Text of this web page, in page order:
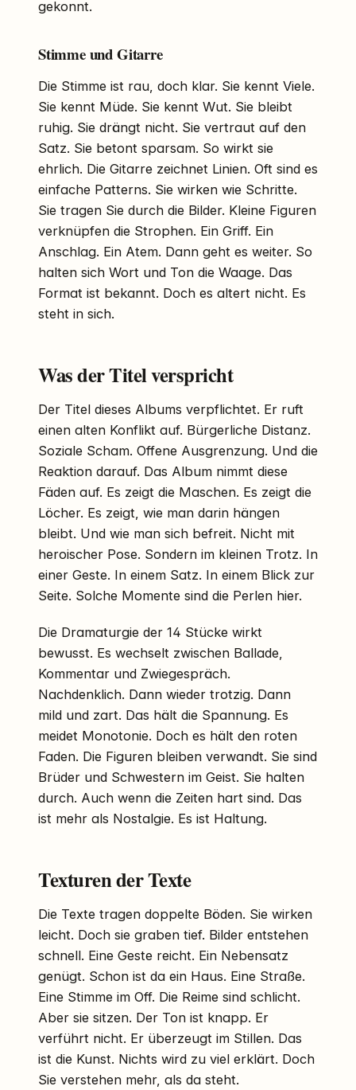
gekonnt.
Stimme und Gitarre
Die Stimme ist rau, doch klar. Sie kennt Viele.
Sie kennt Müde. Sie kennt Wut. Sie bleibt
ruhig. Sie drängt nicht. Sie vertraut auf den
Satz. Sie betont sparsam. So wirkt sie
ehrlich. Die Gitarre zeichnet Linien. Oft sind es
einfache Patterns. Sie wirken wie Schritte.
Sie tragen Sie durch die Bilder. Kleine Figuren
verknüpfen die Strophen. Ein Griff. Ein
Anschlag. Ein Atem. Dann geht es weiter. So
halten sich Wort und Ton die Waage. Das
Format ist bekannt. Doch es altert nicht. Es
steht in sich.
Was der Titel verspricht
Der Titel dieses Albums verpflichtet. Er ruft
einen alten Konflikt auf. Bürgerliche Distanz.
Soziale Scham. Offene Ausgrenzung. Und die
Reaktion darauf. Das Album nimmt diese
Fäden auf. Es zeigt die Maschen. Es zeigt die
Löcher. Es zeigt, wie man darin hängen
bleibt. Und wie man sich befreit. Nicht mit
heroischer Pose. Sondern im kleinen Trotz. In
einer Geste. In einem Satz. In einem Blick zur
Seite. Solche Momente sind die Perlen hier.
Die Dramaturgie der 14 Stücke wirkt
bewusst. Es wechselt zwischen Ballade,
Kommentar und Zwiegespräch.
Nachdenklich. Dann wieder trotzig. Dann
mild und zart. Das hält die Spannung. Es
meidet Monotonie. Doch es hält den roten
Faden. Die Figuren bleiben verwandt. Sie sind
Brüder und Schwestern im Geist. Sie halten
durch. Auch wenn die Zeiten hart sind. Das
ist mehr als Nostalgie. Es ist Haltung.
Texturen der Texte
Die Texte tragen doppelte Böden. Sie wirken
leicht. Doch sie graben tief. Bilder entstehen
schnell. Eine Geste reicht. Ein Nebensatz
genügt. Schon ist da ein Haus. Eine Straße.
Eine Stimme im Off. Die Reime sind schlicht.
Aber sie sitzen. Der Ton ist knapp. Er
verführt nicht. Er überzeugt im Stillen. Das
ist die Kunst. Nichts wird zu viel erklärt. Doch
Sie verstehen mehr, als da steht.